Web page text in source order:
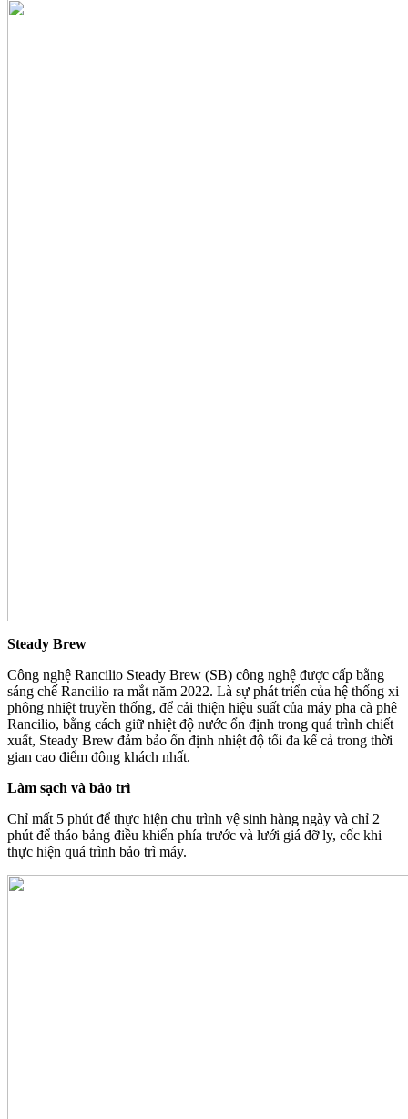
Steady Brew
Công nghệ Rancilio Steady Brew (SB) công nghệ được cấp bằng
sáng chế Rancilio ra mắt năm 2022. Là sự phát triển của hệ thống xi
phông nhiệt truyền thống, để cải thiện hiệu suất của máy pha cà phê
Rancilio, bằng cách giữ nhiệt độ nước ổn định trong quá trình chiết
xuất, Steady Brew đảm bảo ổn định nhiệt độ tối đa kể cả trong thời
gian cao điểm đông khách nhất.
Làm sạch và bảo trì
Chỉ mất 5 phút để thực hiện chu trình vệ sinh hàng ngày và chỉ 2
phút để tháo bảng điều khiển phía trước và lưới giá đỡ ly, cốc khi
thực hiện quá trình bảo trì máy.